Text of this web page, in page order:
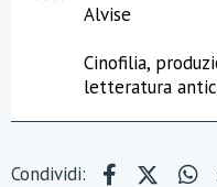
Alvise
Cinofilia,
letteratura
Condividi: Facebook
X